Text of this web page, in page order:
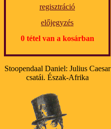
regisztráció
előjegyzés
0 tétel van a kosárban
Stoopendaal Daniel: Julius Caesar
csatái. Észak-Afrika